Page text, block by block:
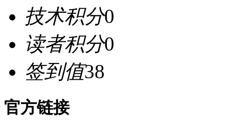
技术积分0
读者积分0
签到值38
官方链接